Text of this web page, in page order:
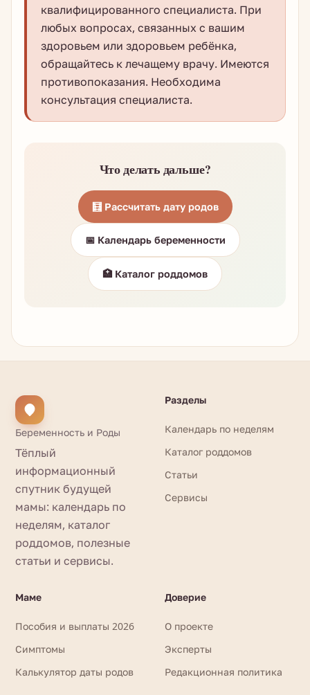
квалифицированного специалиста. При
любых вопросах, связанных с вашим
здоровьем или здоровьем ребёнка,
обращайтесь к лечащему врачу. Имеются
противопоказания. Необходима
консультация специалиста.
Что делать дальше?
🧮 Рассчитать дату родов
📅 Календарь беременности
🏥 Каталог роддомов
Беременность и Роды
Тёплый
информационный
спутник будущей
мамы: календарь по
неделям, каталог
роддомов, полезные
статьи и сервисы.
Разделы
Календарь по неделям
Каталог роддомов
Статьи
Сервисы
Маме
Пособия и выплаты 2026
Симптомы
Калькулятор даты родов
Доверие
О проекте
Эксперты
Редакционная политика